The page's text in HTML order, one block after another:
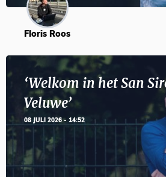
Floris Roos
‘Welkom in het San
Veluwe’
08 JULI 2026 - 14:52